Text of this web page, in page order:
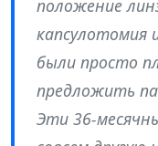
положение
капсулотомия
были просто
предложить
Эти 36-